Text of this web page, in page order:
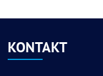
KONTAKT